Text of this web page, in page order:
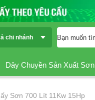
chi nhánh
Dây Chuyền Sản Xuất Sơn
Sơn 700 Lít 11Kw 15Hp